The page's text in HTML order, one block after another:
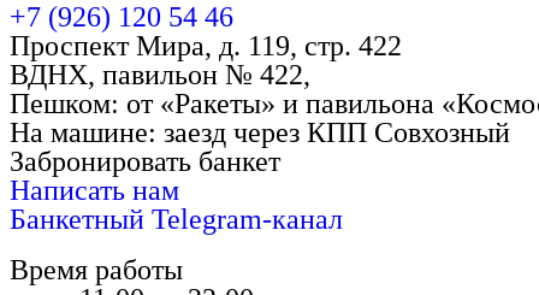
+7 (926) 120 54 46
Проспект Мира, д. 119, стр. 422
ВДНХ, павильон № 422,
Пешком: от «Ракеты» и павильона
На машине: заезд через КПП Совхозный
Забронировать банкет
Написать нам
Банкетный Telegram-канал
Время работы